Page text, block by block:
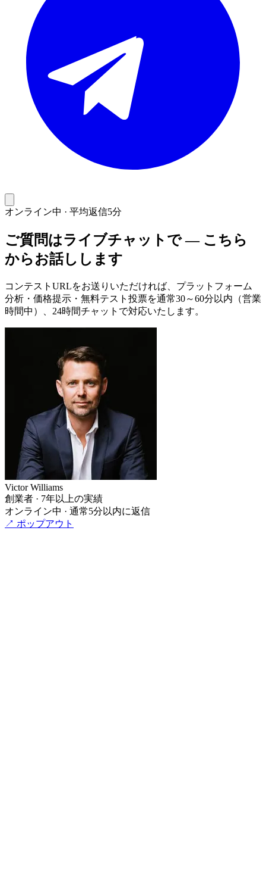
オンライン中 · 平均返信5分
ご質問はライブチャットで — こちら
からお話しします
コンテストURLをお送りいただければ、プラットフォーム
分析・価格提示・無料テスト投票を通常30～60分以内（営業
時間中）、24時間チャットで対応いたします。
Victor Williams
創業者 · 7年以上の実績
オンライン中 · 通常5分以内に返信
↗ ポップアウト